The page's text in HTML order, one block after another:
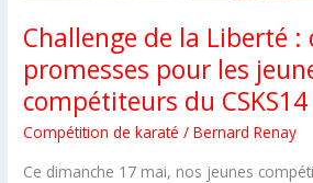
Challenge de la Liberté :
promesses pour les
compétiteurs du CSKS14
Compétition de karaté /Bernard Renay
Ce dimanche 17 mai, nos jeunes